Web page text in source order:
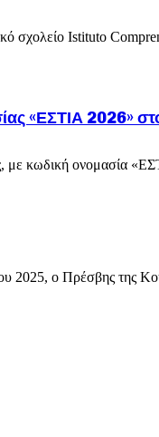
σχολείο Istituto
«ΕΣΤΙΑ 2026»
κωδική ονομασία
2025, ο Πρέσβης της